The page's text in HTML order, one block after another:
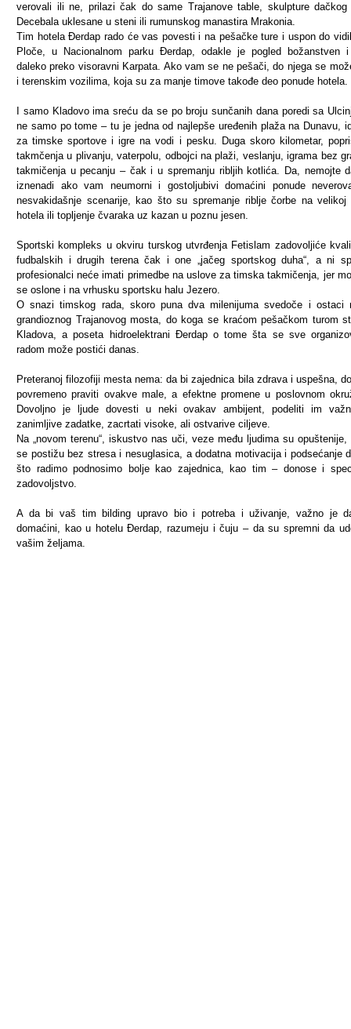
verovali ili ne, prilazi čak do same Trajanove table, skulpture dačkog
Decebala uklesane u steni ili rumunskog manastira Mrakonia.
Tim hotela Đerdap rado će vas povesti i na pešačke ture i uspon do
Ploče, u Nacionalnom parku Đerdap, odakle je pogled božanstven
daleko preko visoravni Karpata. Ako vam se ne pešači, do njega se
i terenskim vozilima, koja su za manje timove takođe deo ponude hotela.
I samo Kladovo ima sreću da se po broju sunčanih dana poredi sa
ne samo po tome – tu je jedna od najlepše uređenih plaža na Dunavu,
za timske sportove i igre na vodi i pesku. Duga skoro kilometar,
takmčenja u plivanju, vaterpolu, odbojci na plaži, veslanju, igrama bez
takmičenja u pecanju – čak i u spremanju ribljih kotlića. Da, nemojte
iznenadi ako vam neumorni i gostoljubivi domaćini ponude
nesvakidašnje scenarije, kao što su spremanje riblje čorbe na velikoj
hotela ili topljenje čvaraka uz kazan u poznu jesen.
Sportski kompleks u okviru turskog utvrđenja Fetislam zadovoljiće
fudbalskih i drugih terena čak i one „jačeg sportskog duha“, a ni
profesionalci neće imati primedbe na uslove za timska takmičenja, jer
se oslone i na vrhusku sportsku halu Jezero.
O snazi timskog rada, skoro puna dva milenijuma svedoče i ostaci
grandioznog Trajanovog mosta, do koga se kraćom pešačkom turom
Kladova, a poseta hidroelektrani Đerdap o tome šta se sve
radom može postići danas.
Preteranoj filozofiji mesta nema: da bi zajednica bila zdrava i uspešna,
povremeno praviti ovakve male, a efektne promene u poslovnom
Dovoljno je ljude dovesti u neki ovakav ambijent, podeliti im
zanimljive zadatke, zacrtati visoke, ali ostvarive ciljeve.
Na „novom terenu“, iskustvo nas uči, veze među ljudima su opuštenije,
se postižu bez stresa i nesuglasica, a dodatna motivacija i podsećanje
što radimo podnosimo bolje kao zajednica, kao tim – donose i
zadovoljstvo.
A da bi vaš tim bilding upravo bio i potreba i uživanje, važno je
domaćini, kao u hotelu Đerdap, razumeju i čuju – da su spremni da
vašim željama.